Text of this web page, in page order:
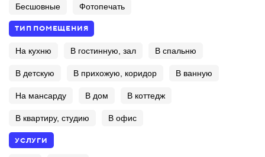
Бесшовные Фотопечать
ТИП ПОМЕЩЕНИЯ
На кухню В гостинную, зал В спальню
В детскую В прихожую, коридор В ванную
На мансарду В дом В коттедж
В квартиру, студию В офис
УСЛУГИ